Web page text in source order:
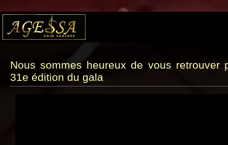
Nous sommes heureux de vous retrouver
31e édition du gala